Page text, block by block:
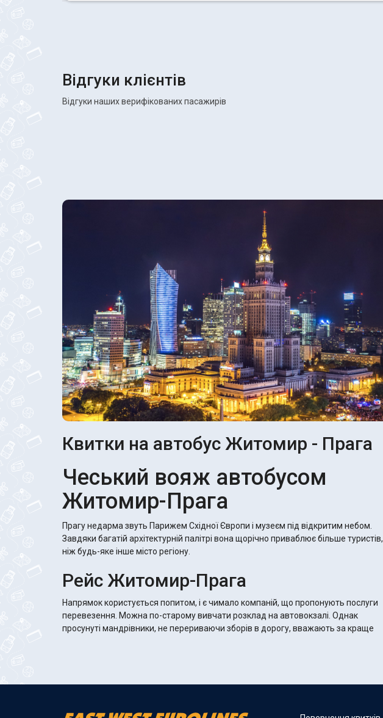
Відгуки клієнтів
Відгуки наших верифікованих пасажирів
Квитки на автобус Житомир - Прага
Чеський вояж автобусом
Житомир-Прага
Прагу недарма звуть Парижем Східної Європи і музеєм під відкритим небом.
Завдяки багатій архітектурній палітрі вона щорічно приваблює більше туристів,
ніж будь-яке інше місто регіону.
Рейс Житомир-Прага
Напрямок користується попитом, і є чимало компаній, що пропонують послуги
перевезення. Можна по-старому вивчати розклад на автовокзалі. Однак
просунуті мандрівники, не перериваючи зборів в дорогу, вважають за краще